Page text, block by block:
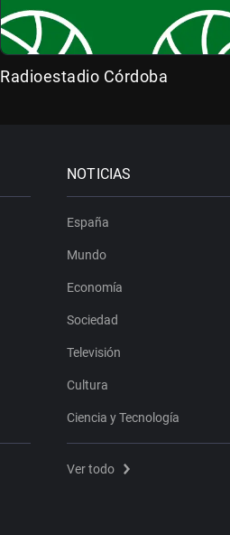
Radioestadio Córdoba
NOTICIAS
España
Mundo
Economía
Sociedad
Televisión
Cultura
Ciencia y Tecnología
Ver todo